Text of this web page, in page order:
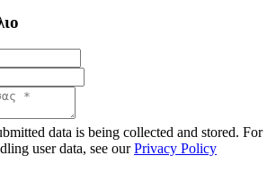
data is being collected and stored. For
user data, see ourPrivacy Policy